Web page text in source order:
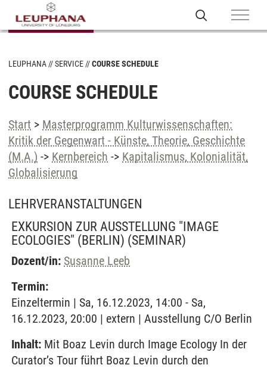
LEUPHANA SERVICE COURSE SCHEDULE
COURSE SCHEDULE
Start > Masterprogramm Kulturwissenschaften:
Kritik der Gegenwart - Künste, Theorie, Geschichte
(M.A.) -> Kernbereich -> Kapitalismus, Kolonialität,
Globalisierung
LEHRVERANSTALTUNGEN
EXKURSION ZUR AUSSTELLUNG "IMAGE
ECOLOGIES" (BERLIN) (SEMINAR)
Dozent/in: Susanne Leeb
Termin:
Einzeltermin | Sa, 16.12.2023, 14:00 - Sa,
16.12.2023, 20:00 | extern | Ausstellung C/O Berlin
Inhalt: Mit Boaz Levin durch Image Ecology In der
Curator’s Tour führt Boaz Levin durch den